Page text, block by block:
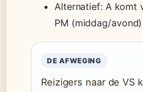
Alternatief: A komt
PM (middag/
DE AFWEGING
Reizigers naar de VS